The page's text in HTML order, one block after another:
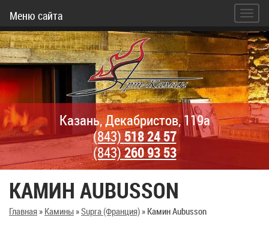
Меню сайта
Казань, Декабристов, 119а
(843)518 24 57
(843)260 93 53
КАМИН AUBUSSON
Главная» Камины»Supra (Франция)» Камин Aubusson